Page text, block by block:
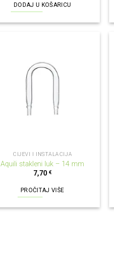
DODAJ U KOŠARICU
NEMA NA ZALIHI
CIJEVI I INSTALACIJA
Aquili stakleni luk – 14 mm
7,70 €
PROČITAJ VIŠE